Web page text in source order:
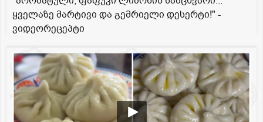
ყველაზე მარტივი და გემრიელი დესერტი!" -
ვიდეორეცეპტი